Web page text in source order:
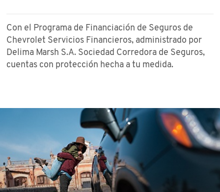
Con el Programa de Financiación de Seguros de
Chevrolet Servicios Financieros, administrado por
Delima Marsh S.A. Sociedad Corredora de Seguros,
cuentas con protección hecha a tu medida.